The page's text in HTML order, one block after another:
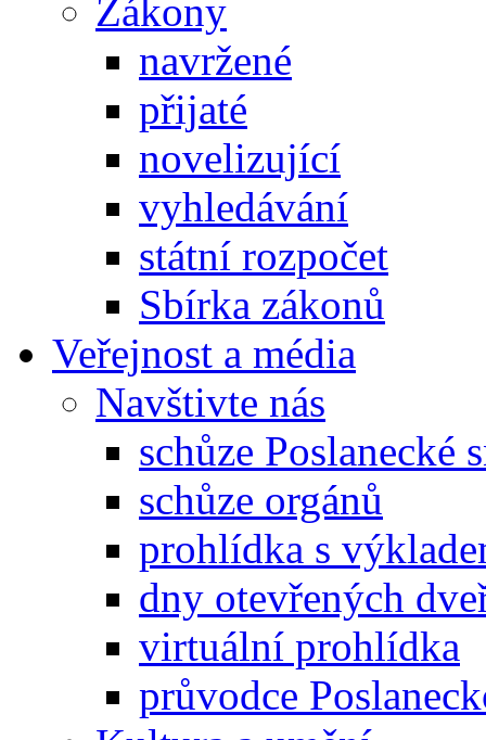
Zákony
navržené
přijaté
novelizující
vyhledávání
státní rozpočet
Sbírka zákonů
Veřejnost a média
Navštivte nás
schůze Poslanecké
schůze orgánů
prohlídka s
dny otevřených
virtuální prohlídka
průvodce